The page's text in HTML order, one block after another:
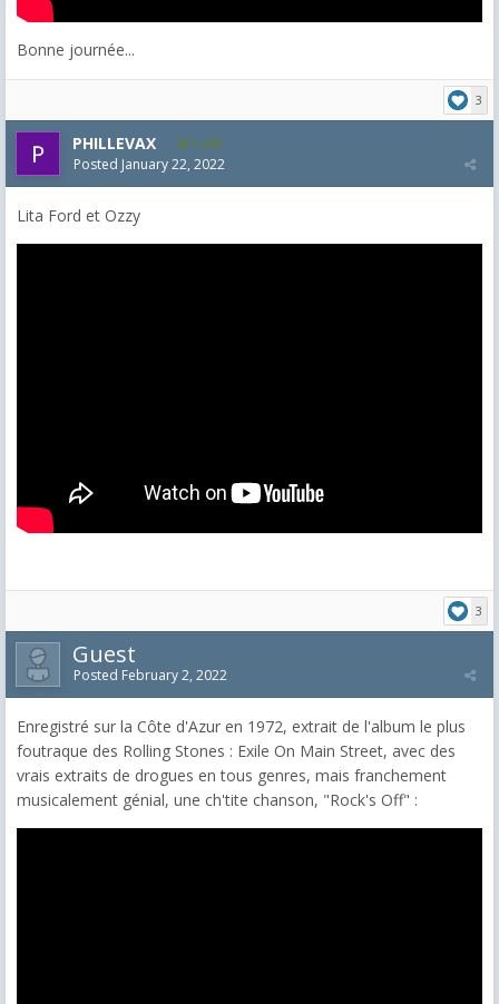
Bonne journée...
3
PHILLEVAX 1,405
Posted January 22, 2022
Lita Ford et Ozzy
3
Guest
Posted February 2, 2022
Enregistré sur la Côte d'Azur en 1972, extrait de l'album le plus
foutraque des Rolling Stones : Exile On Main Street, avec des
vrais extraits de drogues en tous genres, mais franchement
musicalement génial, une ch'tite chanson, "Rock's Off" :